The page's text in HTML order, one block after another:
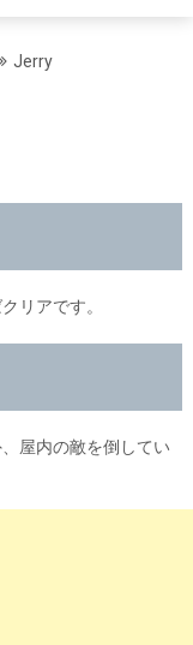
Jerry
リアです。
屋内の敵を倒してい